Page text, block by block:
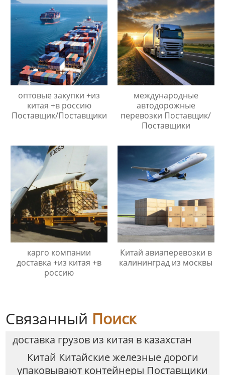
оптовые закупки +из
китая +в россию
Поставщик/Поставщики
международные
автодорожные
перевозки Поставщик/
Поставщики
карго компании
доставка +из китая +в
россию
Китай авиаперевозки в
калининград из москвы
Связанный Поиск
доставка грузов из китая в казахстан
Китай Китайские железные дороги
упаковывают контейнеры Поставщики